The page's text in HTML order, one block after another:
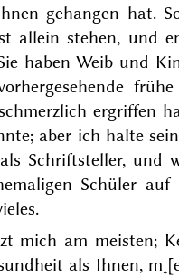
gehangen hat.
allein stehen, und
haben Weib und
ergriffen
aber ich halte
Schriftsteller, und
Schüler auf
mich am meisten;
als Ihnen,